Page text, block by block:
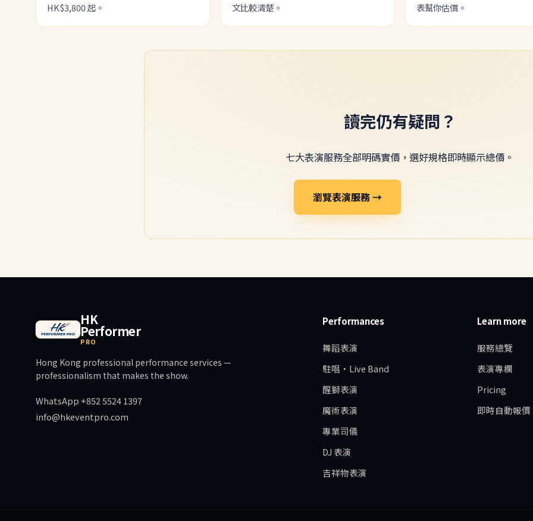
HK$3,800 起。
文比較清楚。
表幫你估價。
讀完仍有疑問？
七大表演服務全部明碼實價，選好規格即時顯示總價。
瀏覽表演服務 →
HK
Performer
PRO
Hong Kong professional performance services —
professionalism that makes the show.
WhatsApp +852 5524 1397
info@hkeventpro.com
Performances
舞蹈表演
駐唱・Live Band
醒獅表演
魔術表演
專業司儀
DJ 表演
吉祥物表演
Learn more
服務總覽
表演專欄
Pricing
即時自動報價